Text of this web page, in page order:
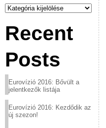
Kategóriák
Recent
Posts
Eurovízió 2016: Bővült a
jelentkezők listája
Eurovízió 2016: Kezdődik az
új szezon!